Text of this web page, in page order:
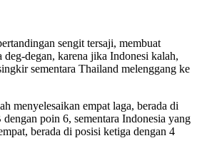
sengit tersaji, membuat
degan, karena jika Indonesi kalah,
sementara Thailand melenggang ke
menyelesaikan empat laga, berada di
poin 6, sementara Indonesia yang
berada di posisi ketiga dengan 4